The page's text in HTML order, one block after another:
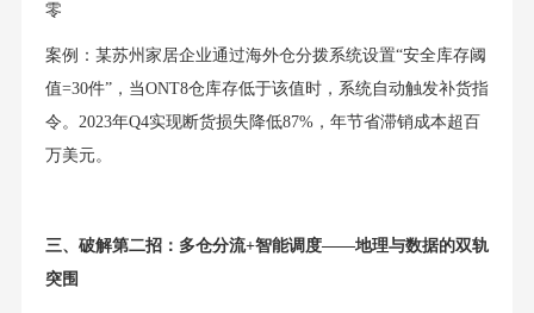
零
案例：某苏州家居企业通过海外仓分拨系统设置“安全库存阈
值=30件”，当ONT8仓库存低于该值时，系统自动触发补货指
令。2023年Q4实现断货损失降低87%，年节省滞销成本超百
万美元。
三、破解第二招：多仓分流+智能调度——地理与数据的双轨
突围